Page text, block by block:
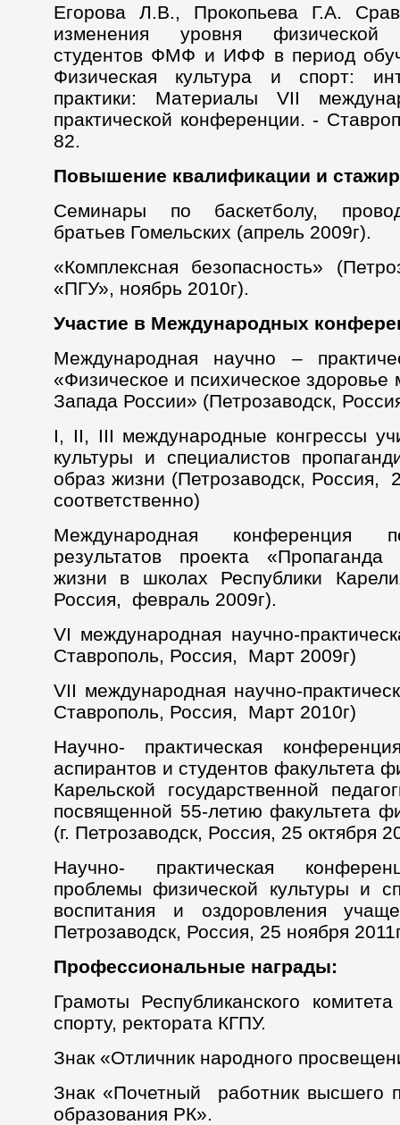
Егорова Л.В., Прокопьева Г.А.
изменения уровня физической
студентов ФМФ и ИФФ в период
Физическая культура и спорт:
практики: Материалы VII
практической конференции. -
82.
Повышение квалификации и
Семинары по баскетболу,
братьев Гомельских (апрель 2009г).
«Комплексная безопасность»
«ПГУ», ноябрь 2010г).
Участие в Международных
Международная научно –
«Физическое и психическое
Запада России» (Петрозаводск,
I, II, III международные конгрессы
культуры и специалистов
образ жизни (Петрозаводск, Россия,
соответственно)
Международная конференция
результатов проекта «Пропаганда
жизни в школах Республики
Россия, февраль 2009г).
VI международная научно-
Ставрополь, Россия, Март 2009г)
VII международная научно-
Ставрополь, Россия, Март 2010г)
Научно- практическая
аспирантов и студентов факультета
Карельской государственной
посвященной 55-летию факультета
(г. Петрозаводск, Россия, 25 октября
Научно- практическая
проблемы физической культуры и
воспитания и оздоровления
Петрозаводск, Россия, 25 ноября
Профессиональные награды:
Грамоты Республиканского
спорту, ректората КГПУ.
Знак «Отличник народного
Знак «Почетный работник высшего
образования РК».